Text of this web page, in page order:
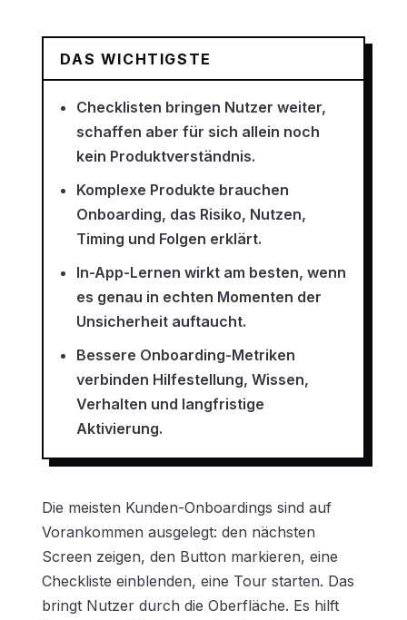
DAS WICHTIGSTE
Checklisten bringen Nutzer weiter,
schaffen aber für sich allein noch
kein Produktverständnis.
Komplexe Produkte brauchen
Onboarding, das Risiko, Nutzen,
Timing und Folgen erklärt.
In-App-Lernen wirkt am besten, wenn
es genau in echten Momenten der
Unsicherheit auftaucht.
Bessere Onboarding-Metriken
verbinden Hilfestellung, Wissen,
Verhalten und langfristige
Aktivierung.
Die meisten Kunden-Onboardings sind auf
Vorankommen ausgelegt: den nächsten
Screen zeigen, den Button markieren, eine
Checkliste einblenden, eine Tour starten. Das
bringt Nutzer durch die Oberfläche. Es hilft